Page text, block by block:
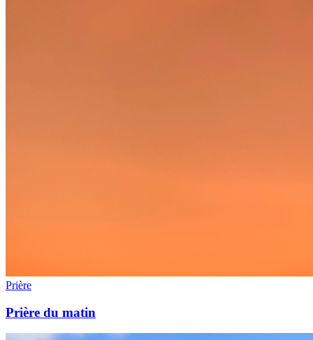
Prière
Prière du matin